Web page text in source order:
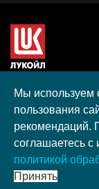
гранта,
культурных
Согласие
Разработка,
© 2026 МАУ
Мы используем
пользования
рекомендаций.
соглашаетесь
политикой
Принять